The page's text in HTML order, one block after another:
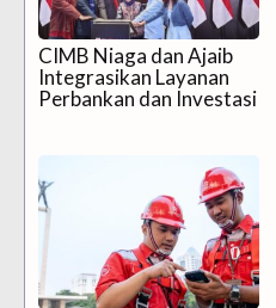
CIMB Niaga dan Ajaib
Integrasikan Layanan
Perbankan dan Investasi